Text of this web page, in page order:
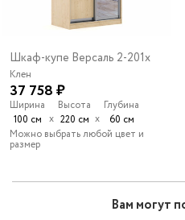
Шкаф-купе Версаль 2-201x
Клен
37 758 ₽
Ширина
100 см х
Высота
220 см х
Глубина
60 см
Можно выбрать любой цвет и
размер
Вам могут